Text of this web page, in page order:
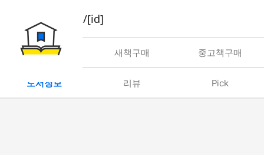
book/rent/[id]
대여 새책구매 중고책구매
도서정보 리뷰 Pick